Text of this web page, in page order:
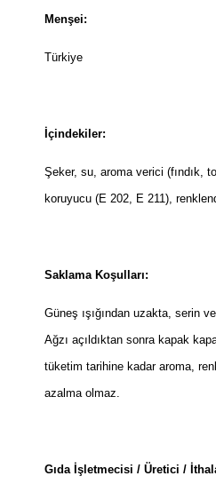
Menşei:
Türkiye
İçindekiler:
Şeker, su, aroma verici (fındık,
koruyucu (E 202, E 211),
Saklama Koşulları:
Güneş ışığından uzakta, serin
Ağzı açıldıktan sonra kapak
tüketim tarihine kadar aroma,
azalma olmaz.
Gıda İşletmecisi / Üretici /